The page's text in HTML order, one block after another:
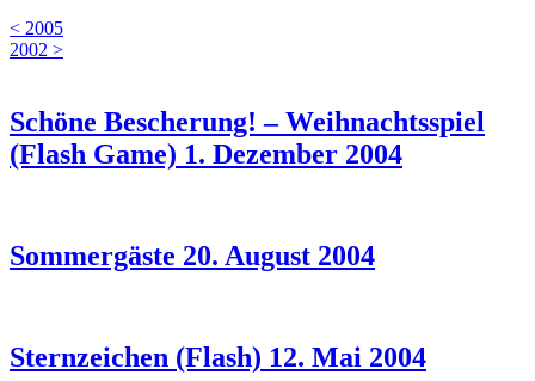
< 2005
2002 >
Schöne Bescherung! – Weihnachtsspiel
(Flash Game) 1. Dezember 2004
Sommergäste 20. August 2004
Sternzeichen (Flash) 12. Mai 2004